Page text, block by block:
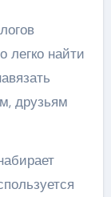
легко найти
друзьям